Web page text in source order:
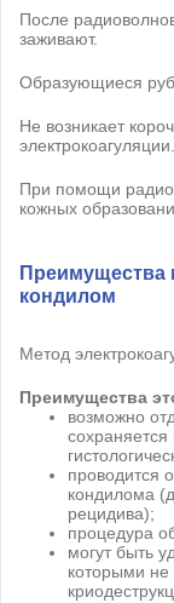
После
заживают.
Образующиеся
Не возникает
электрокоагуляции.
При помощи
кожных
Преимущества
кондилом
Метод
Преимущества
возможно
сохраняется
проводится
кондилома
рецидива);
процедура
могут быть
которыми не